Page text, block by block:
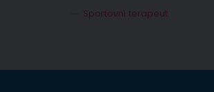
Sportovní terapeut